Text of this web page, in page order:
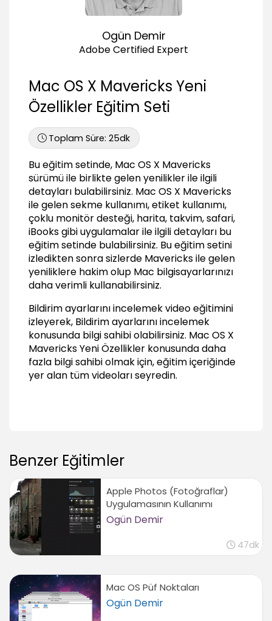
iBooks uygulaması ile kitap okumak
Takvim uygulamasını incelemek
Safari sidebar bölümünü incelemek
02:52
Sonuç
Sonuç
00:22
Ogün Demir
Adobe Certified Expert
Mac OS X Mavericks Yeni
Özellikler Eğitim Seti
Toplam Süre:25dk
Bu eğitim setinde, Mac OS X Mavericks
sürümü ile birlikte gelen yenilikler ile ilgili
detayları bulabilirsiniz. Mac OS X Mavericks
ile gelen sekme kullanımı, etiket kullanımı,
çoklu monitör desteği, harita, takvim, safari,
iBooks gibi uygulamalar ile ilgili detayları bu
eğitim setinde bulabilirsiniz. Bu eğitim setini
izledikten sonra sizlerde Mavericks ile gelen
yeniliklere hakim olup Mac bilgisayarlarınızı
daha verimli kullanabilirsiniz.
Bildirim ayarlarını incelemek video eğitimini
izleyerek, Bildirim ayarlarını incelemek
konusunda bilgi sahibi olabilirsiniz. Mac OS X
Mavericks Yeni Özellikler konusunda daha
fazla bilgi sahibi olmak için, eğitim içeriğinde
yer alan tüm videoları seyredin.
Benzer Eğitimler
Apple Photos (Fotoğraflar)
Uygulamasının Kullanımı
Ogün Demir
47dk
Mac OS Püf Noktaları
Ogün Demir